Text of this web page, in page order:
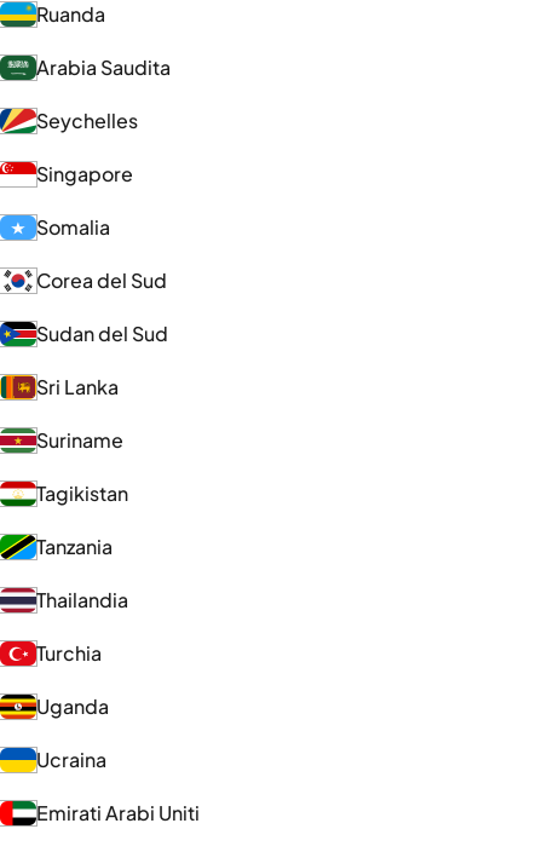
Ruanda
Arabia Saudita
Seychelles
Singapore
Somalia
Corea del Sud
Sudan del Sud
Sri Lanka
Suriname
Tagikistan
Tanzania
Thailandia
Turchia
Uganda
Ucraina
Emirati Arabi Uniti